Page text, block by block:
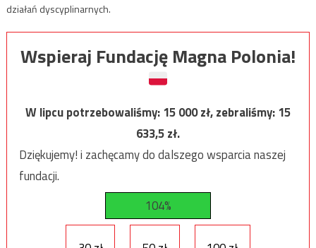
działań dyscyplinarnych.
Wspieraj Fundację Magna Polonia!
W lipcu potrzebowaliśmy:15 000zł, zebraliśmy:15
633,5zł.
Dziękujemy! i zachęcamy do dalszego wsparcia naszej
fundacji.
104%